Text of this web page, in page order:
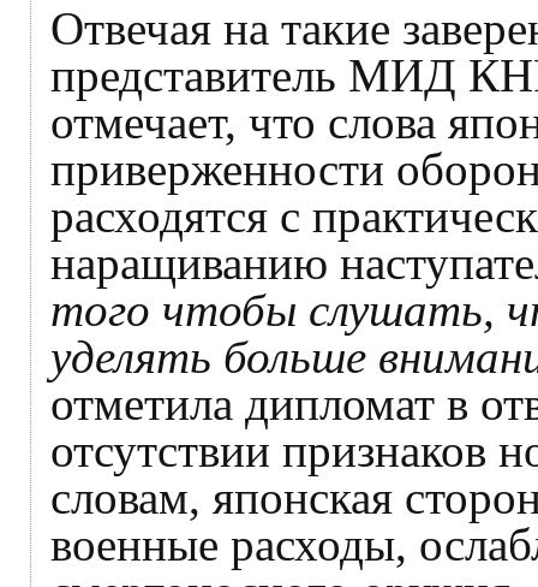
Отвечая на такие
представитель МИД
отмечает, что слова
приверженности
расходятся с
наращиванию
того чтобы слушать,
уделять больше
отметила дипломат в
отсутствии признаков
словам, японская
военные расходы,